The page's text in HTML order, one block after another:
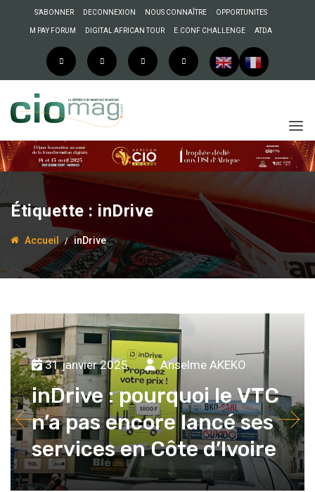
S’ABONNER DECONNEXION NOUS CONNAÎTRE OPPORTUNITES
M PAY FORUM DIGITAL AFRICAN TOUR E.CONF CHALLENGE ATDA
Étiquette : inDrive
Accueil inDrive
31 janvier 2025 Anselme AKEKO
inDrive : pourquoi le VTC
n’a pas encore lancé ses
services en Côte d’Ivoire